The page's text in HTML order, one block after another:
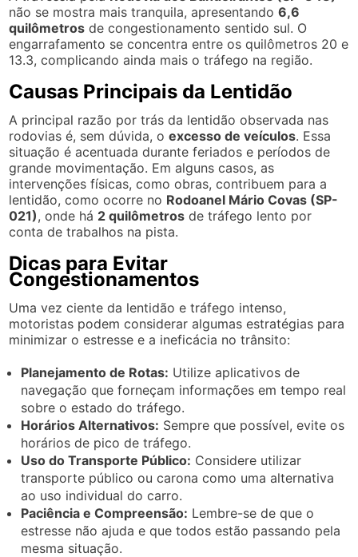
não se mostra mais tranquila, apresentando6,6
quilômetros de congestionamento sentido sul. O
engarrafamento se concentra entre os quilômetros 20 e
13.3, complicando ainda mais o tráfego na região.
Causas Principais da Lentidão
A principal razão por trás da lentidão observada nas
rodovias é, sem dúvida, oexcesso de veículos. Essa
situação é acentuada durante feriados e períodos de
grande movimentação. Em alguns casos, as
intervenções físicas, como obras, contribuem para a
lentidão, como ocorre no Rodoanel Mário Covas (SP-
021), onde há 2 quilômetros de tráfego lento por
conta de trabalhos na pista.
Dicas para Evitar
Congestionamentos
Uma vez ciente da lentidão e tráfego intenso,
motoristas podem considerar algumas estratégias para
minimizar o estresse e a ineficácia no trânsito:
Planejamento de Rotas: Utilize aplicativos de
navegação que forneçam informações em tempo real
sobre o estado do tráfego.
Horários Alternativos: Sempre que possível, evite os
horários de pico de tráfego.
Uso do Transporte Público: Considere utilizar
transporte público ou carona como uma alternativa
ao uso individual do carro.
Paciência e Compreensão: Lembre-se de que o
estresse não ajuda e que todos estão passando pela
mesma situação.